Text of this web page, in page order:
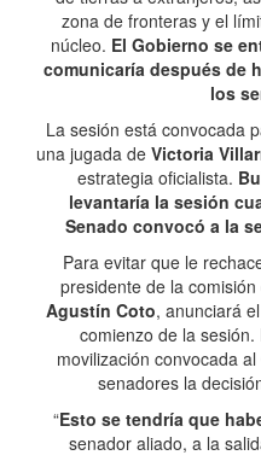
zona de fronteras y el
núcleo. El Gobierno se
comunicaría después de
los
La sesión está convocada
una jugada de Victoria
estrategia oficialista.
levantaría la sesión
Senado convocó a la
Para evitar que le
presidente de la
Agustín Coto, anunciará
comienzo de la
movilización convocada
senadores la
“Esto se tendría que
senador aliado, a la